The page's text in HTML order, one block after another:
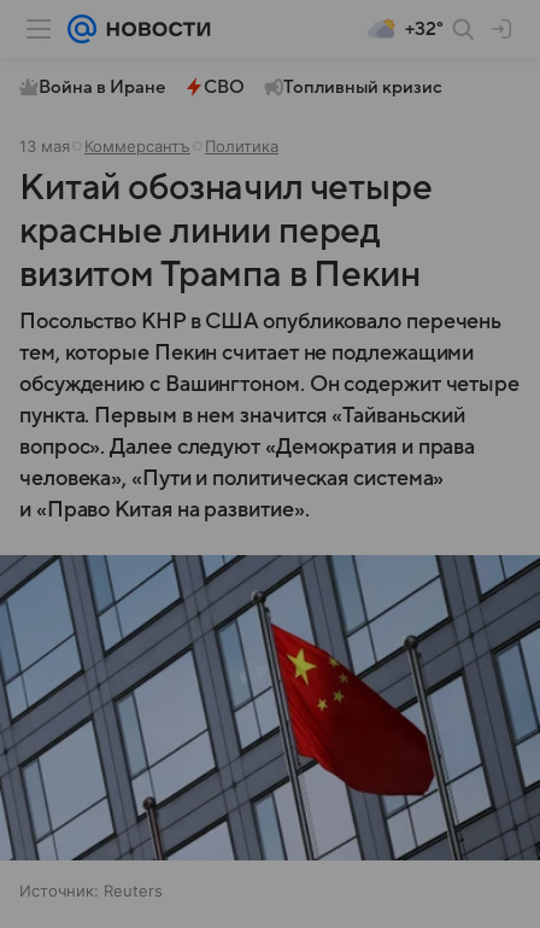
+32°
Война в Иране СВО Топливный кризис
13 мая Коммерсантъ Политика
Китай обозначил четыре
красные линии перед
визитом Трампа в Пекин
Посольство КНР в США опубликовало перечень
тем, которые Пекин считает не подлежащими
обсуждению с Вашингтоном. Он содержит четыре
пункта. Первым в нем значится «Тайваньский
вопрос». Далее следуют «Демократия и права
человека», «Пути и политическая система»
и «Право Китая на развитие».
Источник: Reuters